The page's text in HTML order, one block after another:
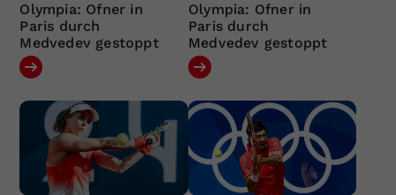
Olympia: Ofner in
Paris durch
Medvedev gestoppt
Olympia: Ofner in
Paris durch
Medvedev gestoppt